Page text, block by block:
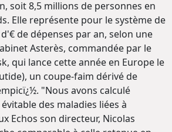
soit 8,5 millions de personnes en
Elle représente pour le système de
de dépenses par an, selon une
Asterès, commandée par le
qui lance cette année en Europe le
un coupe-faim dérivé de
"Nous avons calculé
des maladies liées à
Echos son directeur, Nicolas